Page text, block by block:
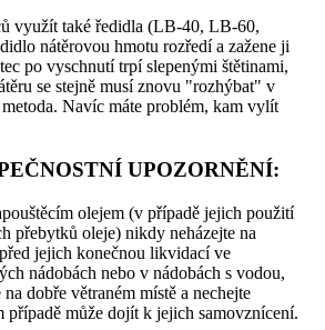
využít také ředidla (LB-40, LB-60,
nátěrovou hmotu rozředí a zažene ji
po vyschnutí trpí slepenými štětinami,
se stejně musí znovu "rozhýbat" v
Navíc máte problém, kam vylít
UPOZORNĚNÍ:
olejem (v případě jejich použití
přebytků oleje) nikdy neházejte na
jejich konečnou likvidací ve
nádobách nebo v nádobách s vodou,
dobře větraném místě a nechejte
případě může dojít k jejich samovznícení.